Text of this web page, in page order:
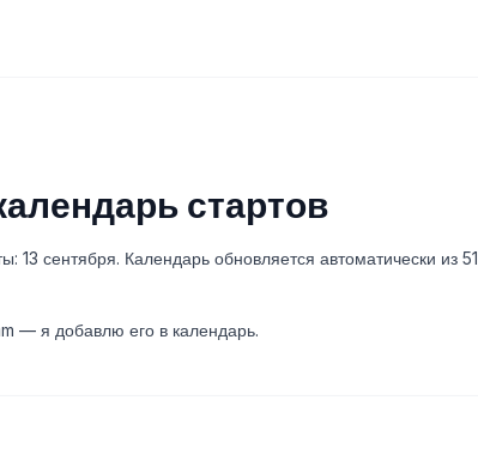
стартов
сентября. Календарь обновляется автоматически из 51
— я добавлю его в календарь.